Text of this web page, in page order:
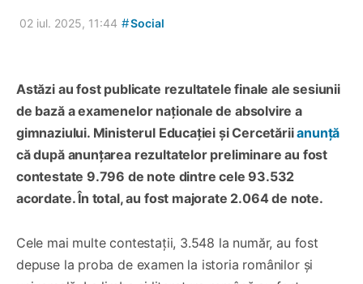
02 iul. 2025, 11:44 #Social
Astăzi au fost publicate rezultatele finale ale sesiunii
de bază a examenelor naționale de absolvire a
gimnaziului. Ministerul Educației și Cercetăriianunță
că după anunțarea rezultatelor preliminare au fost
contestate 9.796 de note dintre cele 93.532
acordate. În total, au fost majorate 2.064 de note.
Cele mai multe contestații, 3.548 la număr, au fost
depuse la proba de examen la istoria românilor și